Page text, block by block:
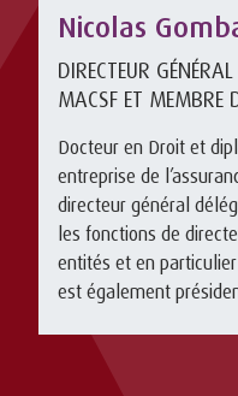
Nicolas
DIRECTEUR
MACSF ET MEMBRE
Docteur en Droit et
entreprise de
directeur général
les fonctions de
entités et en
est également